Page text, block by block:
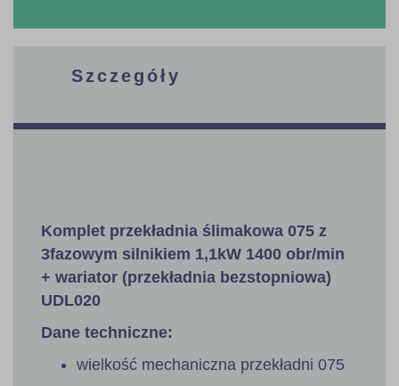
Szczegóły
Komplet przekładnia ślimakowa 075 z
3fazowym silnikiem 1,1kW 1400 obr/min
+ wariator (przekładnia bezstopniowa)
UDL020
Dane techniczne:
wielkość mechaniczna przekładni 075